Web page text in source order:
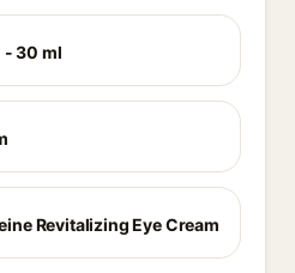
- 30 ml
Revitalizing Eye Cream